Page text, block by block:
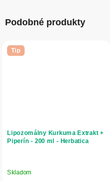
Podobné produkty
Tip
Lipozomálny Kurkuma Extrakt +
Piperín - 200 ml - Herbatica
Skladom